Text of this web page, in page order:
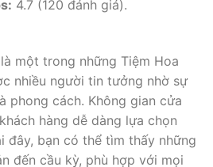
4.7 (120 đánh giá).
một trong những Tiệm Hoa
nhiều người tin tưởng nhờ sự
phong cách. Không gian cửa
hàng dễ dàng lựa chọn
đây, bạn có thể tìm thấy những
đến cầu kỳ, phù hợp với mọi